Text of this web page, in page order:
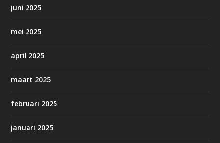
juni 2025
mei 2025
april 2025
maart 2025
februari 2025
januari 2025